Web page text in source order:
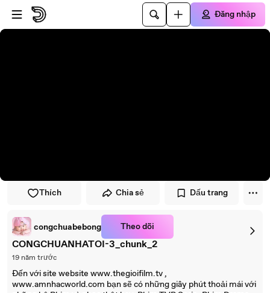
Đi đến trình phát
Đi đến nội dung chính
Đăng nhập
Thích Chia sẻ Dấu trang
congchuabebong Theo dõi
CONGCHUANHATOI-3_chunk_2
19 năm trước
Đến với site website www.thegioifilm.tv ,
www.amnhacworld.com bạn sẽ có những giây phút thoải mái với